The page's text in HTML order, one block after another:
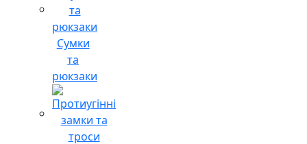
Сумки
та
рюкзаки